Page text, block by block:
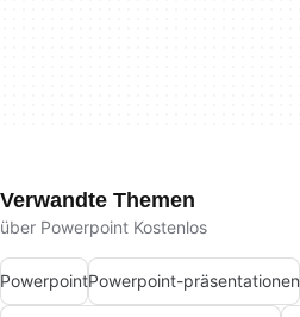
Verwandte Themen
über Powerpoint Kostenlos
PowerpointPowerpoint-präsentationen